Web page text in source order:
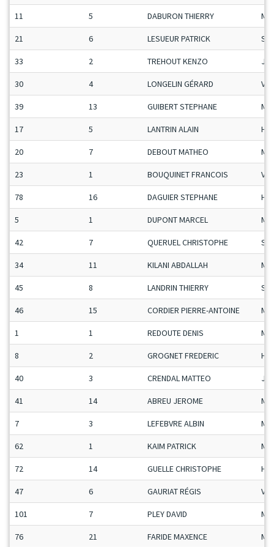
11 5 DABURON THIERRY
21 6 LESUEUR PATRICK
33 2 TREHOUT KENZO Ju-
30 4 LONGELIN GÉRARD Vet
39 13 GUIBERT STEPHANE
17 5 LANTRIN ALAIN H-C
20 7 DEBOUT MATHEO
23 1 BOUQUINET FRANCOIS Vet
78 16 DAGUIER STEPHANE H-C
5 1 DUPONT MARCEL
42 7 QUERUEL CHRISTOPHE
34 11 KILANI ABDALLAH
45 8 LANDRIN THIERRY
46 15 CORDIER PIERRE-ANTOINE
1 1 REDOUTE DENIS
8 2 GROGNET FREDERIC H-C
40 3 CRENDAL MATTEO Ju-
41 14 ABREU JEROME
7 3 LEFEBVRE ALBIN
62 1 KAIM PATRICK
72 14 GUELLE CHRISTOPHE H-C
47 6 GAURIAT RÉGIS Vet
101 7 PLEY DAVID
76 21 FARIDE MAXENCE